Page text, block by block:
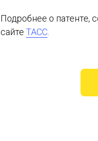
Подробнее о патенте,
сайте ТАСС